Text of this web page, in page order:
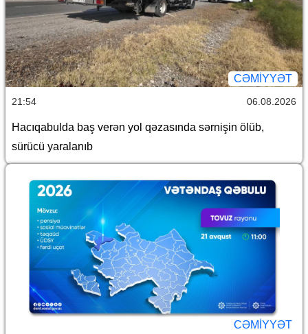
CƏMİYYƏT
21:54 06.08.2026
Hacıqabulda baş verən yol qəzasında sərnişin ölüb,
sürücü yaralanıb
CƏMİYYƏT